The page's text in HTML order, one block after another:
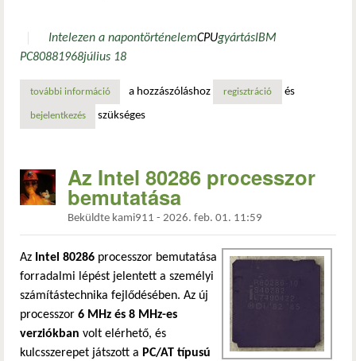
Intelezen a napontörténelemCPUgyártásIBM
PC80881968július 18
további információaz intel megalapítása – egy új korszak kezdete a
a hozzászóláshoz regisztráció és
bejelentkezés szükséges
Az Intel 80286 processzor
bemutatása
Beküldte kami911 - 2026. feb. 01. 11:59
Az Intel 80286 processzor bemutatása
forradalmi lépést jelentett a személyi
számítástechnika fejlődésében. Az új
processzor 6 MHz és 8 MHz-es
verziókban volt elérhető, és
kulcsszerepet játszott a PC/AT típusú